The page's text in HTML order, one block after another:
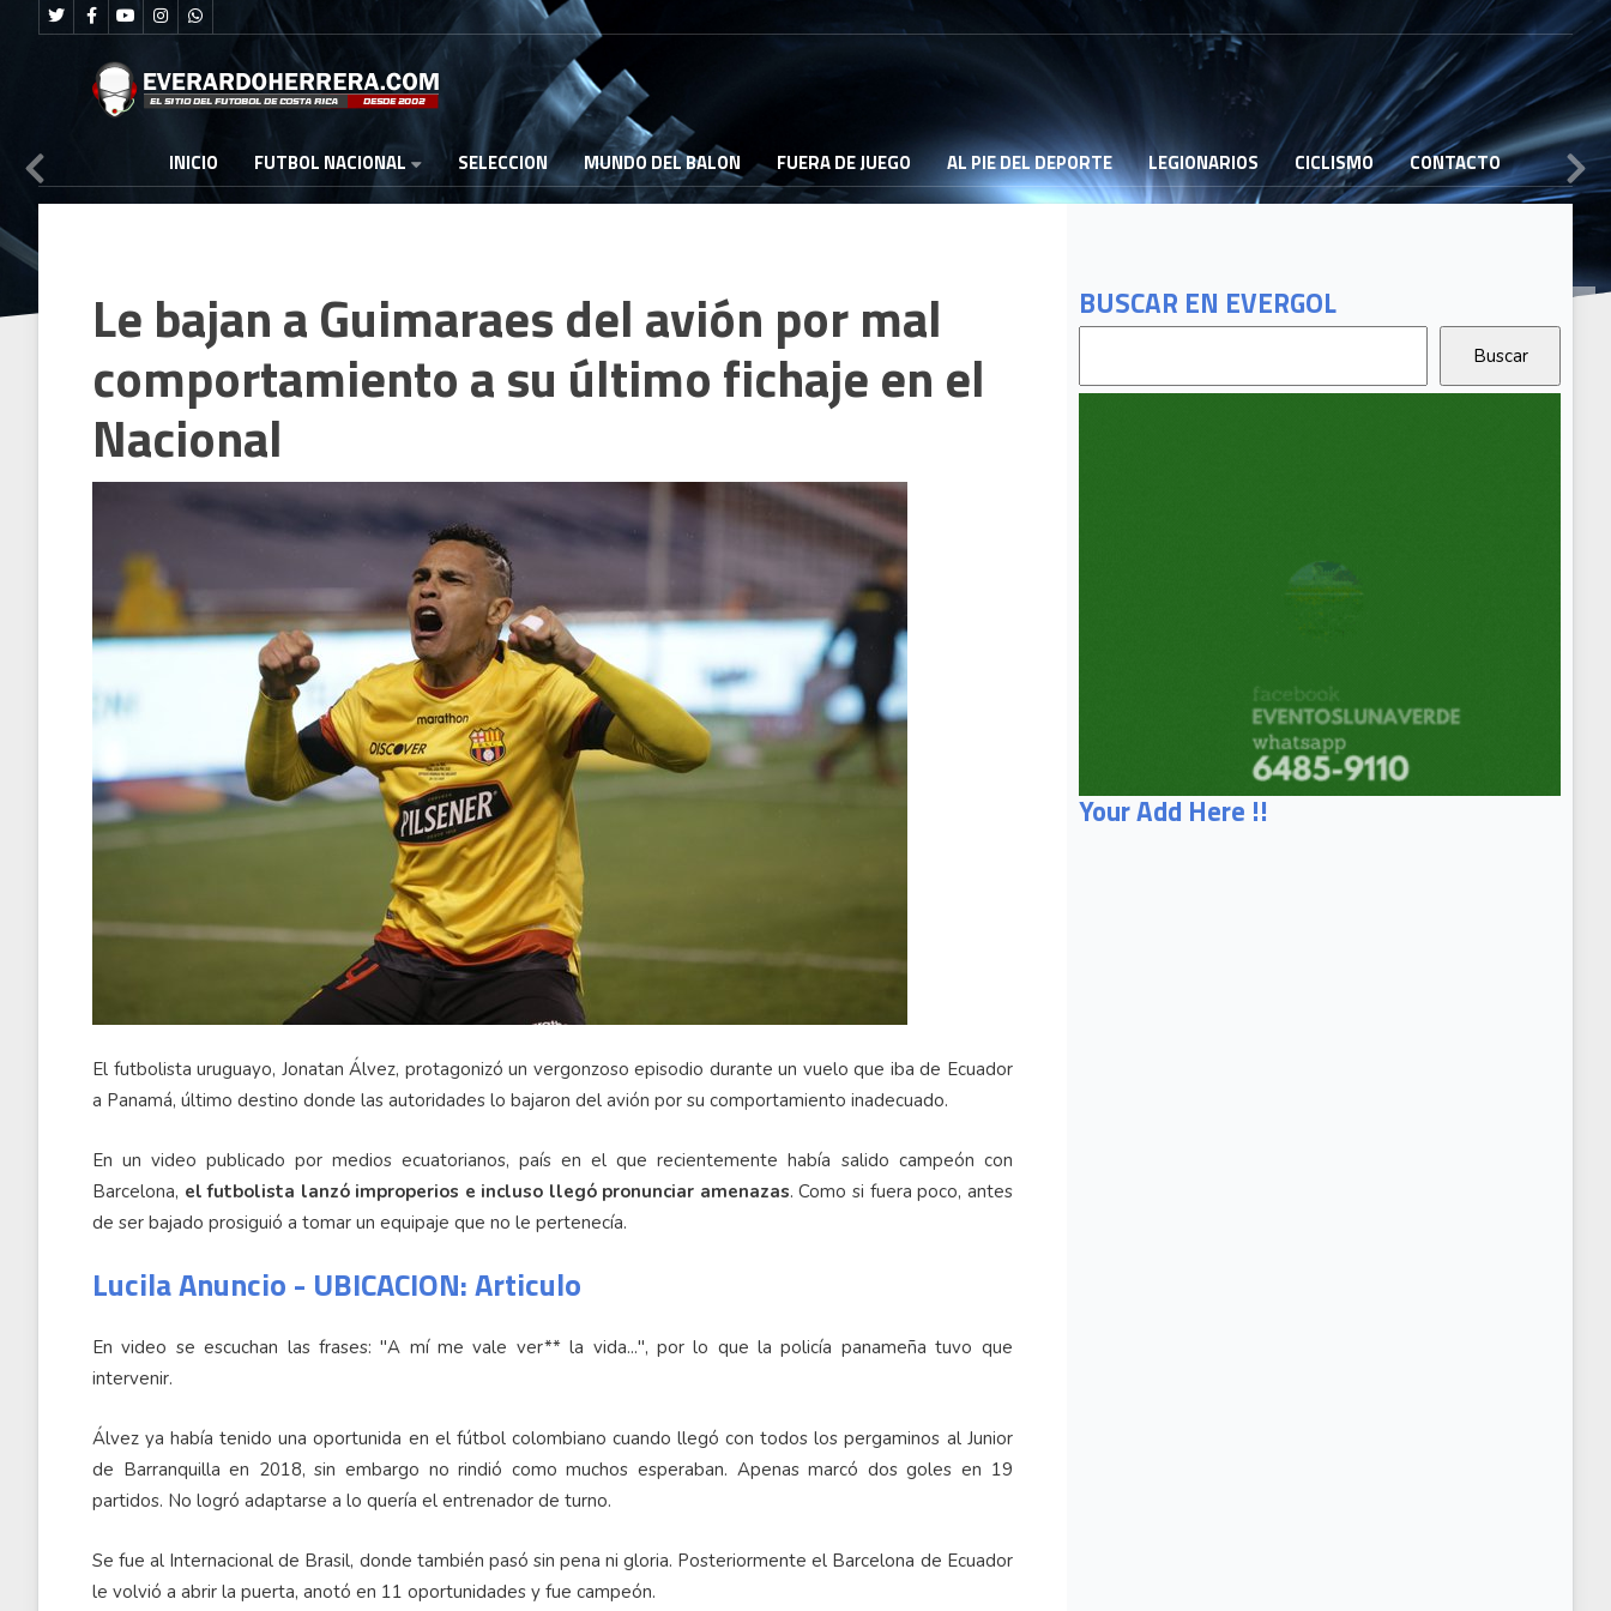
INICIO FUTBOL NACIONAL SELECCION MUNDO DEL BALON FUERA DE JUEGO AL PIE DEL DEPORTE LEGIONARIOS CICLISMO CONTACTO
BUSCAR EN EVERGOL
Your Add Here !!
Le bajan a Guimaraes del avión por mal
comportamiento a su último fichaje en el
Nacional
El futbolista uruguayo, Jonatan Álvez, protagonizó un vergonzoso episodio durante un vuelo que iba de Ecuador
a Panamá, último destino donde las autoridades lo bajaron del avión por su comportamiento inadecuado.
En un video publicado por medios ecuatorianos, país en el que recientemente había salido campeón con
Barcelona, el futbolista lanzó improperios e incluso llegó pronunciar amenazas. Como si fuera poco, antes
de ser bajado prosiguió a tomar un equipaje que no le pertenecía.
Lucila Anuncio - UBICACION: Articulo
En video se escuchan las frases: "A mí me vale ver** la vida...", por lo que la policía panameña tuvo que
intervenir.
Álvez ya había tenido una oportunida en el fútbol colombiano cuando llegó con todos los pergaminos al Junior
de Barranquilla en 2018, sin embargo no rindió como muchos esperaban. Apenas marcó dos goles en 19
partidos. No logró adaptarse a lo quería el entrenador de turno.
Se fue al Internacional de Brasil, donde también pasó sin pena ni gloria. Posteriormente el Barcelona de Ecuador
le volvió a abrir la puerta, anotó en 11 oportunidades y fue campeón.